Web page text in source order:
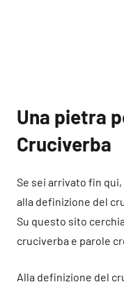
Una pietra
Cruciverba
Se sei arrivato fin
alla definizione del
Su questo sito
cruciverba e parole
Alla definizione del